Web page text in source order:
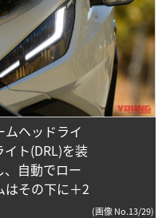
ムヘッドライ
ト(DRL)を装
自動でロー
はその下に＋2
(画像 No.13/29)